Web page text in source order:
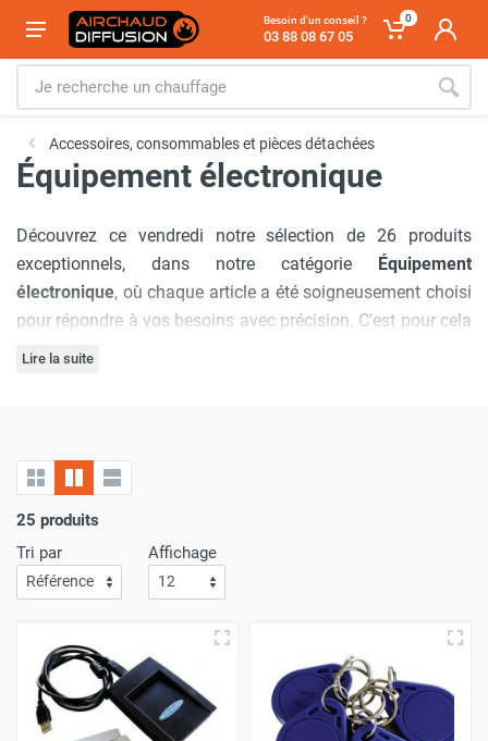
Besoin d'un conseil ?
03 88 08 67 05
0
Accessoires, consommables et pièces détachées
Équipement électronique
Découvrez ce vendredi notre sélection de 26 produits
exceptionnels, dans notre catégorie Équipement
électronique, où chaque article a été soigneusement choisi
pour répondre à vos besoins avec précision. C'est pour cela
que nous avons sélectionné les marques :
inégalées à chaque visite. De plus, nous comprenons
l'importance
pourquoi nous nous assurons que votre commande arrive
à votre porte avecla plus grande efficacité
Faites vos achats sur Airchaud Diffusion pour une
expérience où l'excellence et la vitesse de livraison s'allient
à l'avantage de prix compétitifs.
Lire la suite
25 produits
Tri par
Affichage